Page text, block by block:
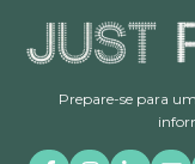
Prepare-se para